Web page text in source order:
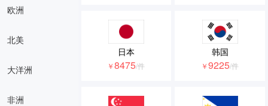
欧洲
北美
大洋洲
非洲
日本
￥8475/件
韩国
￥9225/件